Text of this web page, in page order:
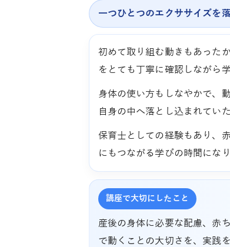
一つひとつのエクササイズを
初めて取り組む動きもあった
をとても丁寧に確認しながら
身体の使い方もしなやかで、
自身の中へ落とし込まれてい
保育士としての経験もあり、
にもつながる学びの時間になり
講座で大切にしたこと
産後の身体に必要な配慮、赤
で動くことの大切さを、実践